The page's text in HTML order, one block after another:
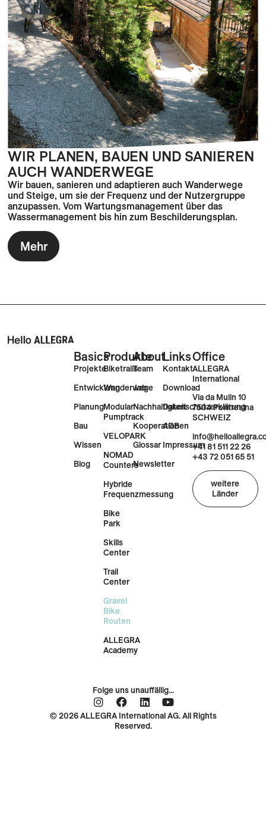
WIR PLANEN, BAUEN UND SANIEREN
AUCH WANDERWEGE
Wir bauen, sanieren und adaptieren auch Wanderwege
und Steige, um sie der Frequenz und der Nutzergruppe
anzupassen. Vom Wartungsmanagement über das
Wassermanagement bis hin zum Beschilderungsplan.
Mehr
Basics
Projekte
Entwicklung
Planung
Bau
Wissen
Blog
Produkte
Biketrails
Wanderwege
Modular
Pumptrack
VELOPARK
NOMAD
Counters
Hybride
Frequenzmessung
Bike
Park
Skills
Center
Trail
Center
Gravel
Bike
Routen
ALLEGRA
Academy
About
Team
Job
Nachhaltigkeit
Kooperationen
Glossar
Newsletter
Links
Kontakt
Download
Datenschutzerklärung
AGB
Impressum
Office
ALLEGRA
International
Via da Mulin 10
7504 Pontresina
SCHWEIZ
+41 81 511 22 26
+43 72 051 65 51
weitere
Länder
Folge uns unauffällig...
© 2026 ALLEGRA International AG. All Rights
Reserved.